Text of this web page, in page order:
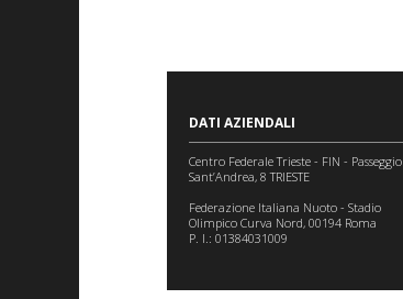
DATI AZIENDALI
Centro Federale Trieste - FIN - Passeggio
Sant’Andrea, 8 TRIESTE
Federazione Italiana Nuoto - Stadio
Olimpico Curva Nord, 00194 Roma
P. I.: 01384031009